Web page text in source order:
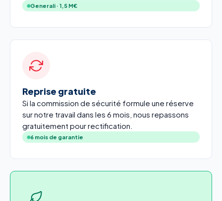
Generali · 1,5 M€
Reprise gratuite
Si la commission de sécurité formule une réserve
sur notre travail dans les 6 mois, nous repassons
gratuitement pour rectification.
6 mois de garantie